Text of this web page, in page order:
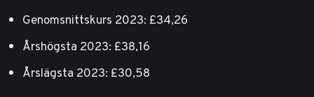
Genomsnittskurs 2023: £34,26
Årshögsta 2023: £38,16
Årslägsta 2023: £30,58